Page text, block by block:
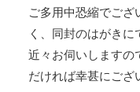
ご多用中恐縮でござ
く、同封のはがき
近々お伺いしますの
だければ幸甚にござ